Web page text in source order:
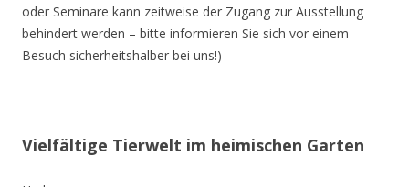
oder Seminare kann zeitweise der Zugang zur Ausstellung
behindert werden – bitte informieren Sie sich vor einem
Besuch sicherheitshalber bei uns!)
Vielfältige Tierwelt im heimischen Garten